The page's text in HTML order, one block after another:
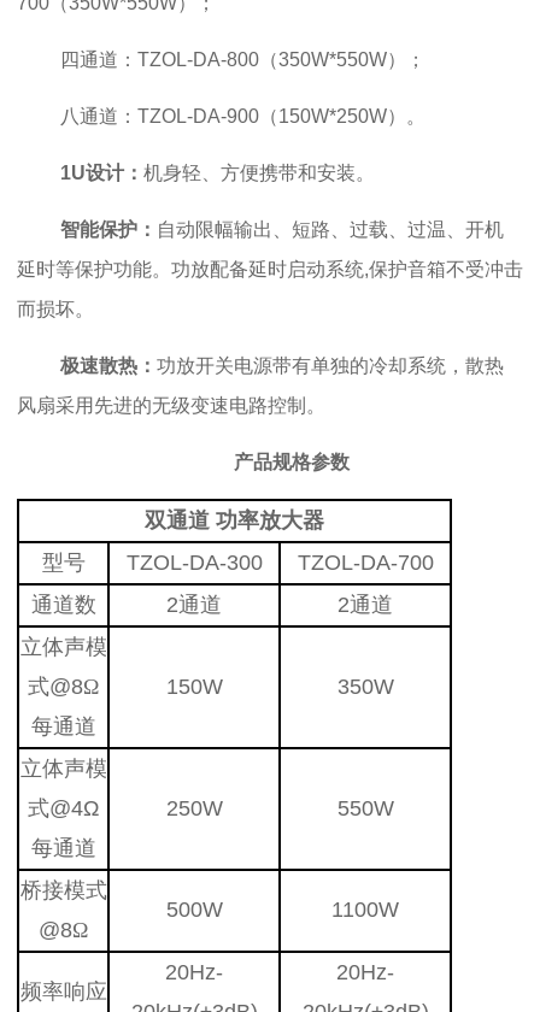
四通道：TZOL-DA-800（350W*550W）；
八通道：TZOL-DA-900（150W*250W）。
1U设计：机身轻、方便携带和安装。
智能保护： 自动限幅输出、短路、过载、过温、开机
延时等保护功能。功放配备延时启动系统,保护音箱不受冲击
而损坏。
极速散热：功放开关电源带有单独的冷却系统，散热
风扇采用先进的无级变速电路控制。
产品规格参数
双通道 功率放大器
型号
TZOL-DA-300
TZOL-DA-700
通道数
2通道
2通道
立体声模
式@8Ω
每通道
150W 350W
立体声模
式@4Ω
每通道
250W 550W
桥接模式
@8Ω
500W 1100W
频率响应
20Hz-
20Hz-